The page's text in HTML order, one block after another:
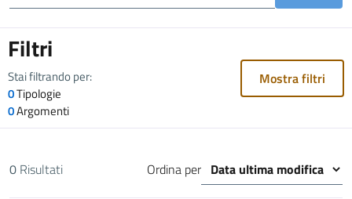
Filtri
Stai filtrando per:
0Tipologie
0Argomenti
Mostra filtri
0 Risultati Ordina per